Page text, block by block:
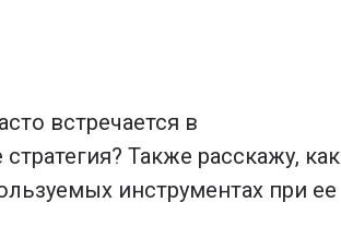
встречается в
Также расскажу, как
инструментах при ее